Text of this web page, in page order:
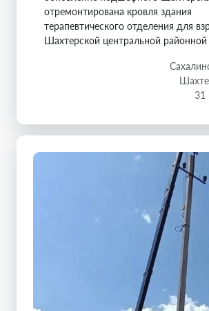
отремонтирована кровля здания
терапевтического отделения для
Шахтерской центральной
31